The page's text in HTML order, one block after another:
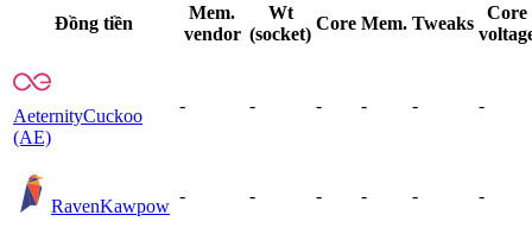
Đồng tiền
Mem.
vendor
Wt
(socket)
Core Mem. Tweaks
Core
AeternityCuckoo
(AE)
- - - - - -
RavenKawpow
- - - - - -